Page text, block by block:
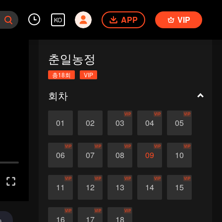
KO APP VIP
춘일농정
총18회 VIP
회차
01 02 03
VIP
04
VIP
05
VIP
06
VIP
07
VIP
08
VIP
09
VIP
10
VIP
11
VIP
12
VIP
13
VIP
14
VIP
15
VIP
16
VIP
17
VIP
18
VIP